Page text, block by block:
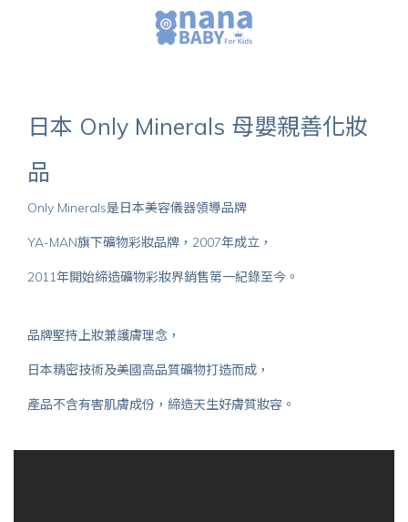
日本 Only Minerals 母嬰親善化妝
品
Only Minerals是日本美容儀器領導品牌
YA-MAN旗下礦物彩妝品牌，2007年成立，
2011年開始締造礦物彩妝界銷售第一紀錄至今。
品牌堅持上妝兼護膚理念，
​日本精密技術及美國高品質礦物打造而成，
產品不含有害肌膚成份，締造天生好膚質妝容。